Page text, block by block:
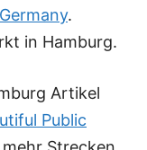
.
in Hamburg.
Artikel
Public